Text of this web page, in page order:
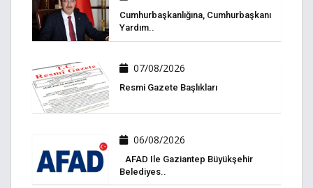
Cumhurbaşkanlığına, Cumhurbaşkanı
Yardım..
07/08/2026
Resmi Gazete Başlıkları
06/08/2026
AFAD Ile Gaziantep Büyükşehir
Belediyes..